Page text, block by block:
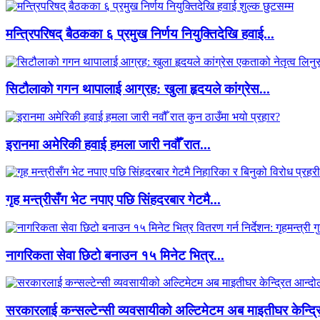
मन्त्रिपरिषद् बैठकका ६ प्रमुख निर्णय नियुक्तिदेखि हवाई...
सिटौलाको गगन थापालाई आग्रह: खुला हृदयले कांग्रेस...
इरानमा अमेरिकी हवाई हमला जारी नवौँ रात...
गृह मन्त्रीसँग भेट नपाए पछि सिंहदरबार गेटमै...
नागरिकता सेवा छिटो बनाउन १५ मिनेट भित्र...
सरकारलाई कन्सल्टेन्सी व्यवसायीको अल्टिमेटम अब माइतीघर